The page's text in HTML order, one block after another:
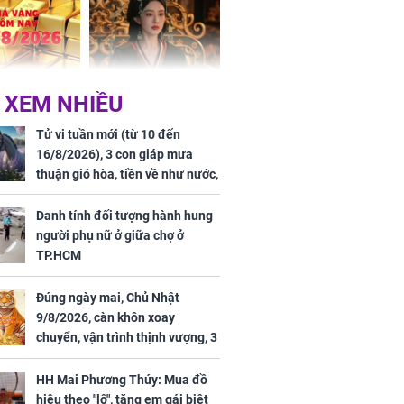
sáng
nay,
2026: Tăng
triệu
'Bách Hoa Sát' vừa kết
thúc, Mạnh Tử Nghĩa
đã vướng tranh luận
cuối
lịch, 3 con
phát Tài
trăm bề,
Phượng
trọn cơ
NHIỀU
Tử vi tuần mới (từ 10 đến
16/8/2026), 3 con giáp mưa
thuận gió hòa, tiền về như nước,
bạc vàng dư dả, Phú Quý Vinh
Hoa, vận trình khai sáng
Danh tính đối tượng hành hung
người phụ nữ ở giữa chợ ở
TP.HCM
Đúng ngày mai, Chủ Nhật
9/8/2026, càn khôn xoay
chuyển, vận trình thịnh vượng, 3
con giáp nhận phúc khí nhà trời,
tình tiền đỏ như son, vận may
hanh thông
HH Mai Phương Thúy: Mua đồ
hiệu theo "lô", tặng em gái biệt